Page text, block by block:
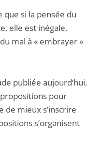
que si la pensée du
elle est inégale,
mal à « embrayer »
publiée aujourd’hui,
pour
de mieux s’inscrire
s’organisent